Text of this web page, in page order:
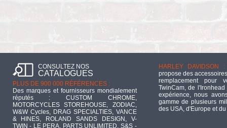
CONSULTEZ NOS
CATALOGUES
PLUS DE 900 000 RÉFÉRENCES :
Des marques et fournisseurs mondialement
réputés : CUSTOM CHROME,
MOTORCYCLES STOREHOUSE, ZODIAC,
W&W Cycles, DRAG SPECIALTIES, VANCE
& HINES, ROLAND SANDS DESIGN, V-
TWIN - LE PERA, PARTS UNLIMITED, S&S -
HARLEY DAVIDSON :
propose des
remplacement pour
TwinCam, de
expérience, nous
gamme de plusieurs
des USA, d'Europe et